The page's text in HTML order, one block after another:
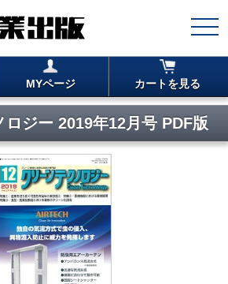
MYページ カートを見る
ロジー 2019年12月号 PDF版